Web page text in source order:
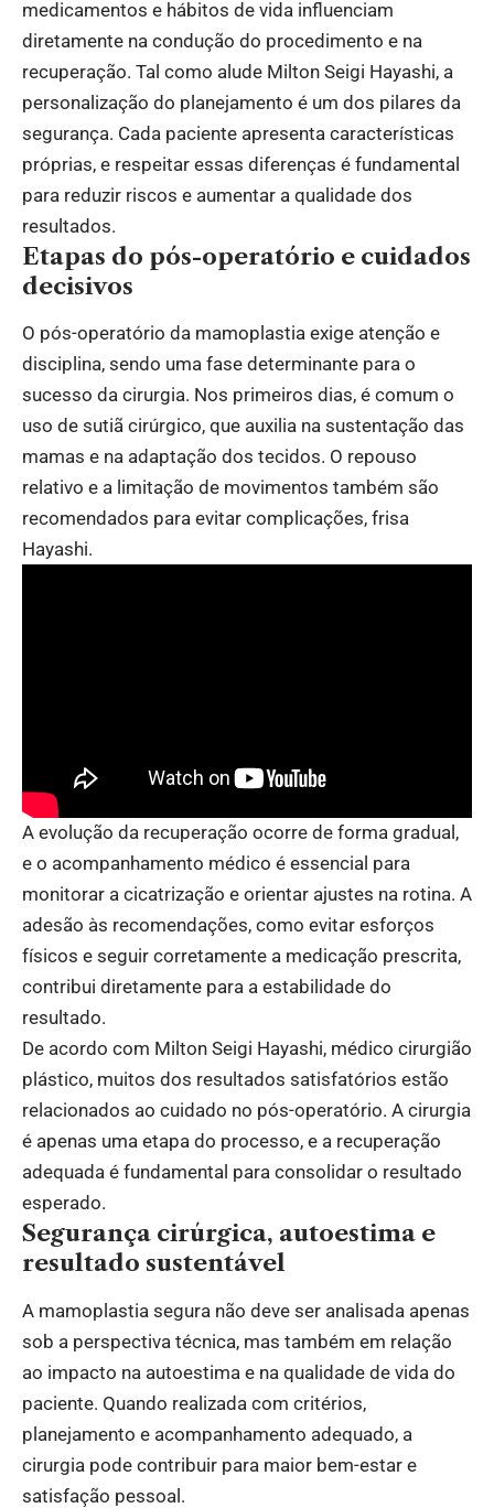
medicamentos e hábitos de vida influenciam
diretamente na condução do procedimento e na
recuperação. Tal como alude Milton Seigi Hayashi, a
personalização do planejamento é um dos pilares da
segurança. Cada paciente apresenta características
próprias, e respeitar essas diferenças é fundamental
para reduzir riscos e aumentar a qualidade dos
resultados.
Etapas do pós-operatório e cuidados
decisivos
O pós-operatório da mamoplastia exige atenção e
disciplina, sendo uma fase determinante para o
sucesso da cirurgia. Nos primeiros dias, é comum o
uso de sutiã cirúrgico, que auxilia na sustentação das
mamas e na adaptação dos tecidos. O repouso
relativo e a limitação de movimentos também são
recomendados para evitar complicações, frisa
Hayashi.
A evolução da recuperação ocorre de forma gradual,
e o acompanhamento médico é essencial para
monitorar a cicatrização e orientar ajustes na rotina. A
adesão às recomendações, como evitar esforços
físicos e seguir corretamente a medicação prescrita,
contribui diretamente para a estabilidade do
resultado.
De acordo com Milton Seigi Hayashi, médico cirurgião
plástico, muitos dos resultados satisfatórios estão
relacionados ao cuidado no pós-operatório. A cirurgia
é apenas uma etapa do processo, e a recuperação
adequada é fundamental para consolidar o resultado
esperado.
Segurança cirúrgica, autoestima e
resultado sustentável
A mamoplastia segura não deve ser analisada apenas
sob a perspectiva técnica, mas também em relação
ao impacto na autoestima e na qualidade de vida do
paciente. Quando realizada com critérios,
planejamento e acompanhamento adequado, a
cirurgia pode contribuir para maior bem-estar e
satisfação pessoal.